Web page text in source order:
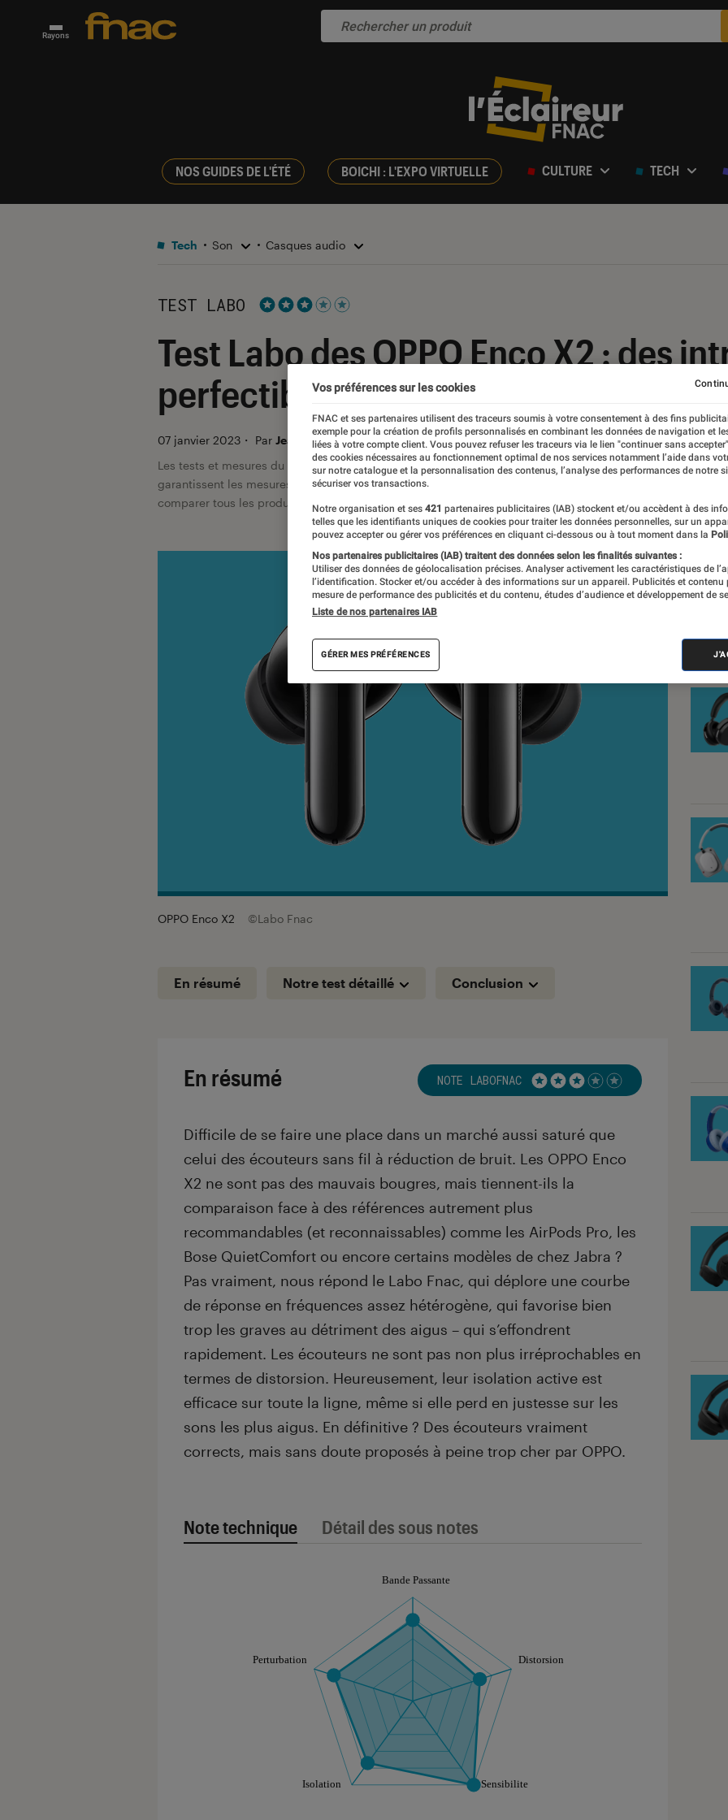
Rayons
NOS GUIDES DE L'ÉTÉ BOICHI : L'EXPO VIRTUELLE CULTURE TECH
Tech Son Casques audio
TEST LABO
Test Labo des OPPO Enco X2 : des
perfectibles
07 janvier 2023 ・ Par Jean-Charles Frelier, La rédaction
Les tests et mesures du Labo Fnac sont réalisés en toute indépendance du commerce ou des fabricants
garantissent les mesures grâce à leur expertise, et aux équipements de mesures les plus précis. Pour en
comparer tous les produits, visitez notre
comparateur
OPPO Enco X2 ©Labo Fnac
En résumé Notre test détaillé Conclusion
En résumé NOTE LABOFNAC Noté 3 étoiles sur 5
Difficile de se faire une place dans un marché aussi saturé que
celui des écouteurs sans fil à réduction de bruit. Les OPPO Enco
X2 ne sont pas des mauvais bougres, mais tiennent-ils la
comparaison face à des références autrement plus
recommandables (et reconnaissables) comme les AirPods Pro, les
Bose QuietComfort ou encore certains modèles de chez Jabra ?
Pas vraiment, nous répond le Labo Fnac, qui déplore une courbe
de réponse en fréquences assez hétérogène, qui favorise bien
trop les graves au détriment des aigus – qui s’effondrent
rapidement. Les écouteurs ne sont pas non plus irréprochables en
termes de distorsion. Heureusement, leur isolation active est
efficace sur toute la ligne, même si elle perd en justesse sur les
sons les plus aigus. En définitive ? Des écouteurs vraiment
corrects, mais sans doute proposés à peine trop cher par OPPO.
Note technique Détail des sous notes
VOIR
Vos préférences sur les cookies
FNAC et ses partenaires utilisent des traceurs soumis à votre consentement à des fins
exemple pour la création de profils personnalisés en combinant les données de navigation et
liées à votre compte client. Vous pouvez refuser les traceurs via le lien "continuer sans
des cookies nécessaires au fonctionnement optimal de nos services notamment l’aide dans
sur notre catalogue et la personnalisation des contenus, l’analyse des performances de notre
sécuriser vos transactions.
Notre organisation et ses 421 partenaires publicitaires (IAB) stockent et/ou accèdent à des
telles que les identifiants uniques de cookies pour traiter les données personnelles, sur un
pouvez accepter ou gérer vos préférences en cliquant ci-dessous ou à tout moment dans la
Nos partenaires publicitaires (IAB) traitent des données selon les finalités suivantes :
Utiliser des données de géolocalisation précises. Analyser activement les caractéristiques de
l’identification. Stocker et/ou accéder à des informations sur un appareil. Publicités et contenu
mesure de performance des publicités et du contenu, études d’audience et développement de
Liste de nos partenaires IAB
GÉRER MES PRÉFÉRENCES